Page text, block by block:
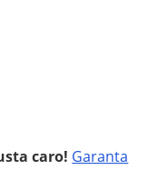
caro! Garanta